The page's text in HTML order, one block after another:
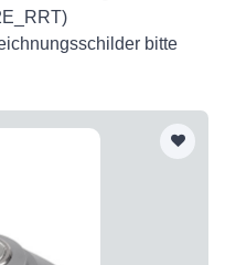
bitte